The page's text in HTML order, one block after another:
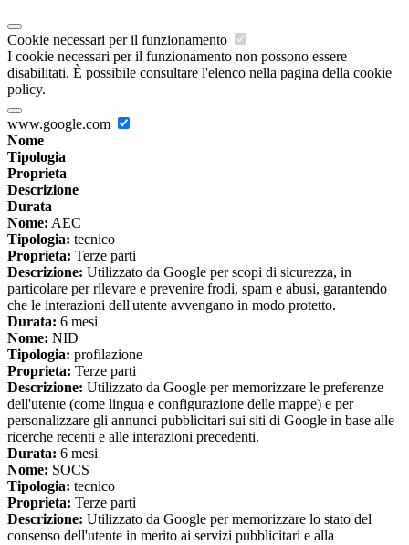
Cookie necessari per il funzionamento
I cookie necessari per il funzionamento non possono essere
disabilitati. È possibile consultare l'elenco nella pagina della cookie
policy.
www.google.com
Nome
Tipologia
Proprieta
Descrizione
Durata
Nome: AEC
Tipologia: tecnico
Proprieta: Terze parti
Descrizione: Utilizzato da Google per scopi di sicurezza, in
particolare per rilevare e prevenire frodi, spam e abusi, garantendo
che le interazioni dell'utente avvengano in modo protetto.
Durata: 6 mesi
Nome: NID
Tipologia: profilazione
Proprieta: Terze parti
Descrizione: Utilizzato da Google per memorizzare le preferenze
dell'utente (come lingua e configurazione delle mappe) e per
personalizzare gli annunci pubblicitari sui siti di Google in base alle
ricerche recenti e alle interazioni precedenti.
Durata: 6 mesi
Nome: SOCS
Tipologia: tecnico
Proprieta: Terze parti
Descrizione: Utilizzato da Google per memorizzare lo stato del
consenso dell'utente in merito ai servizi pubblicitari e alla